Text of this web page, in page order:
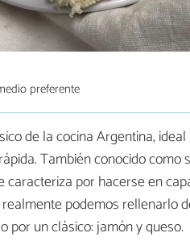
preferente
de la cocina Argentina,
También conocido
por hacerse en
podemos rellenarlo
por un clásico: jamón y queso.